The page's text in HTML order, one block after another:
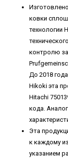
ковки
технологии
контролю
До 2018
Hikoki эта
Hitachi
кода.
Эта
к каждому
указанием